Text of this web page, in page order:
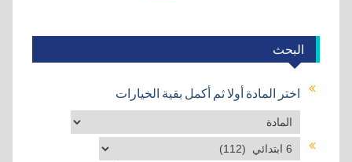
البحث
اختر المادة أولا ثم أكمل بقية الخيارات
نص1